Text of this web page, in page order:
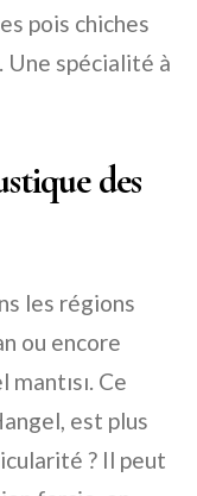
pois chiches
Une spécialité à
des
les régions
ou encore
Ce
est plus
? Il peut